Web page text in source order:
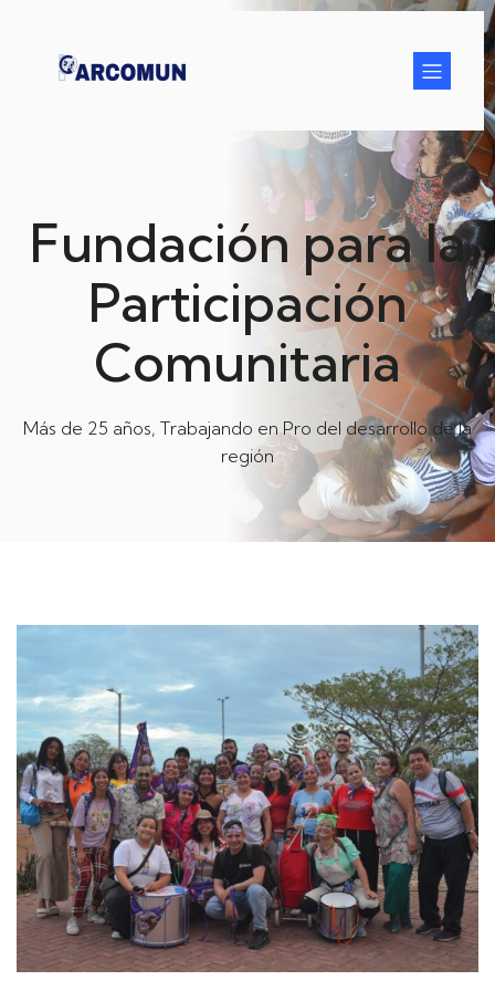
Fundación para la
Participación
Comunitaria
Más de 25 años, Trabajando en Pro del desarrollo de la
región